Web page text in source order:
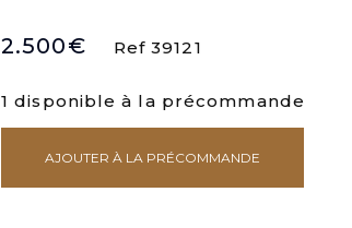
2.500€ Ref 39121
1 disponible à la précommande
quantité
de
AJOUTER À LA PRÉCOMMANDE